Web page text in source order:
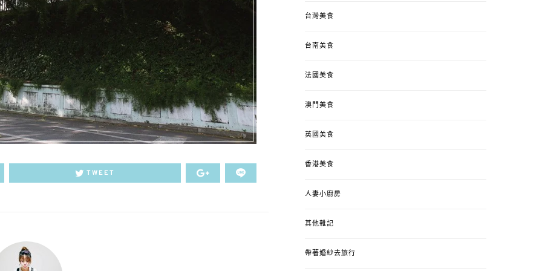
TWEET
台灣美食
台南美食
法國美食
澳門美食
英國美食
香港美食
人妻小廚房
其他雜記
帶著婚紗去旅行